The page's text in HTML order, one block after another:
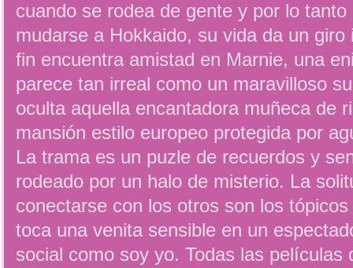
cuando se rodea de gente y por lo
mudarse a Hokkaido, su vida da un
fin encuentra amistad en Marnie, una
parece tan irreal como un maravilloso
oculta aquella encantadora muñeca de
mansión estilo europeo protegida por
La trama es un puzle de recuerdos y
rodeado por un halo de misterio. La
conectarse con los otros son los
toca una venita sensible en un
social como soy yo. Todas las películas